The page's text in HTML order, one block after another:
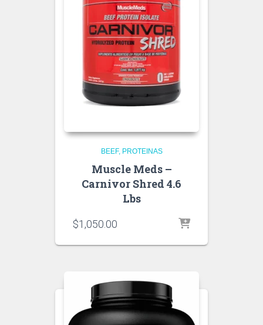
BEEF PROTEINAS
Muscle Meds –
Carnivor Shred 4.6
Lbs
$1,050.00